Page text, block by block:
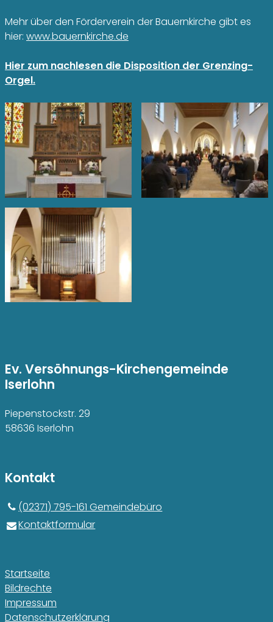
Mehr über den Förderverein der Bauernkirche gibt es
hier: www.bauernkirche.de
Hier zum nachlesen die Disposition der Grenzing-
Orgel.
Ev. Versöhnungs-Kirchengemeinde
Iserlohn
Piepenstockstr. 29
58636 Iserlohn
Kontakt
(02371) 795-161 Gemeindebüro
Kontaktformular
Startseite
Bildrechte
Impressum
Datenschutzerklärung